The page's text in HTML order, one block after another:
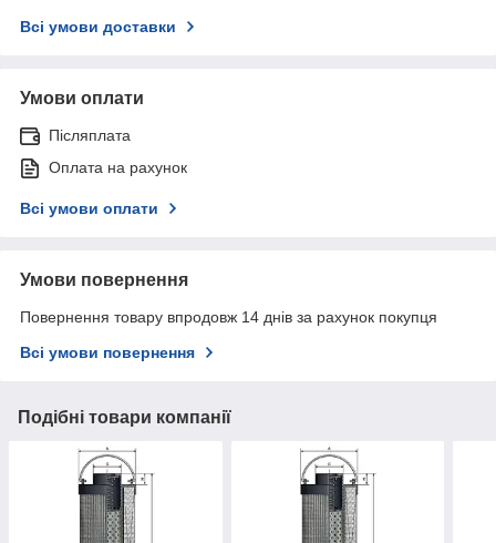
Всі умови доставки
Умови оплати
Післяплата
Оплата на рахунок
Всі умови оплати
Умови повернення
Повернення товару впродовж 14 днів за рахунок покупця
Всі умови повернення
Подібні товари компанії